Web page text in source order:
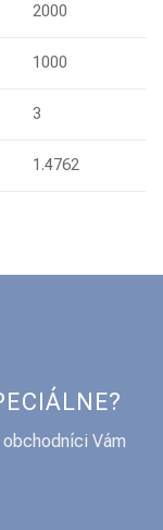
2000
1000
3
1.4762
Vám